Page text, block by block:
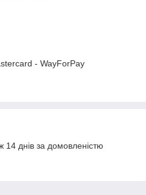
- WayForPay
днів за домовленістю